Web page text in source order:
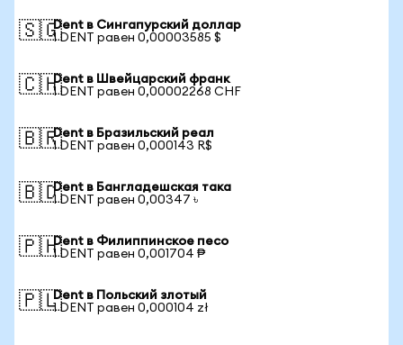
🇸🇬Dent в Сингапурский доллар
1 DENT равен 0,00003585 $
🇨🇭Dent в Швейцарский франк
1 DENT равен 0,00002268 CHF
🇧🇷Dent в Бразильский реал
1 DENT равен 0,000143 R$
🇧🇩Dent в Бангладешская така
1 DENT равен 0,00347 ৳
🇵🇭Dent в Филиппинское песо
1 DENT равен 0,001704 ₱
🇵🇱Dent в Польский злотый
1 DENT равен 0,000104 zł